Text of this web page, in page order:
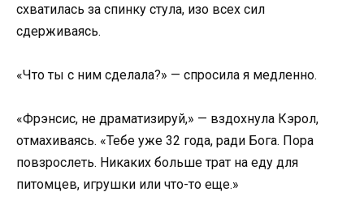
схватилась за спинку стула, изо всех сил
сдерживаясь.
«Что ты с ним сделала?» — спросила я медленно.
«Фрэнсис, не драматизируй,» — вздохнула Кэрол,
отмахиваясь. «Тебе уже 32 года, ради Бога. Пора
повзрослеть. Никаких больше трат на еду для
питомцев, игрушки или что-то еще.»